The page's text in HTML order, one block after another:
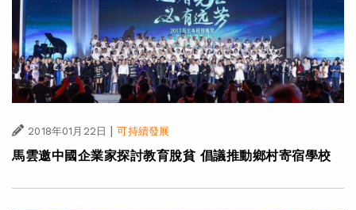
2018年01月22日 可持續發展
馬雲邀中國企業家探討教育脫貧 倡議推動鄉村寄宿學校